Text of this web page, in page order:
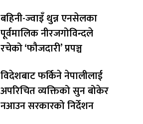
बहिनी-ज्वाइँ थुन्न एनसेलका
पूर्वमालिक नीरजगोविन्दले
रचेको ‘फौजदारी’ प्रपञ्च
विदेशबाट फर्किने नेपालीलाई
अपरिचित व्यक्तिको सुन बोकेर
नआउन सरकारको निर्देशन